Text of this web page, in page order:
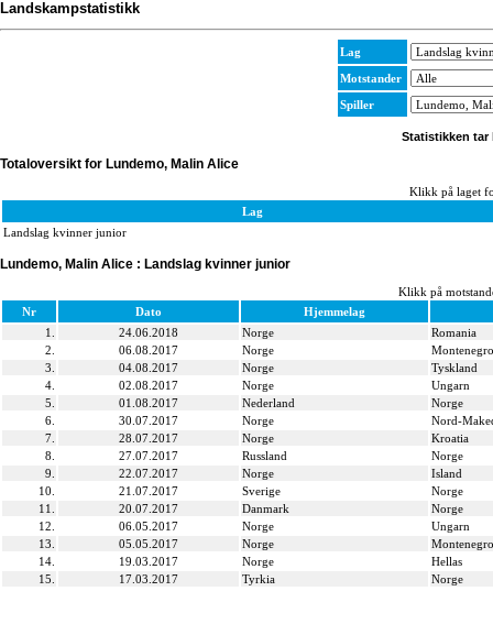
Landskampstatistikk
Lag
Motstander
Spiller
Statistikken tar
Totaloversikt for Lundemo, Malin Alice
Klikk på laget
Lag
Landslag kvinner junior
Lundemo, Malin Alice : Landslag kvinner junior
Klikk på
Nr
Dato
Hjemmelag
1.
24.06.2018 Norge
Romania
2.
06.08.2017 Norge
Montenegro
3.
04.08.2017 Norge
Tyskland
4.
02.08.2017 Norge
Ungarn
5.
01.08.2017 Nederland
Norge
6.
30.07.2017 Norge
Nord-
7.
28.07.2017 Norge
Kroatia
8.
27.07.2017 Russland
Norge
9.
22.07.2017 Norge
Island
10.
21.07.2017 Sverige
Norge
11.
20.07.2017 Danmark
Norge
12.
06.05.2017 Norge
Ungarn
13.
05.05.2017 Norge
Montenegro
14.
19.03.2017 Norge
Hellas
15.
17.03.2017 Tyrkia Norge